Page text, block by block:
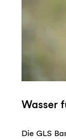
Wasser
Die GLS